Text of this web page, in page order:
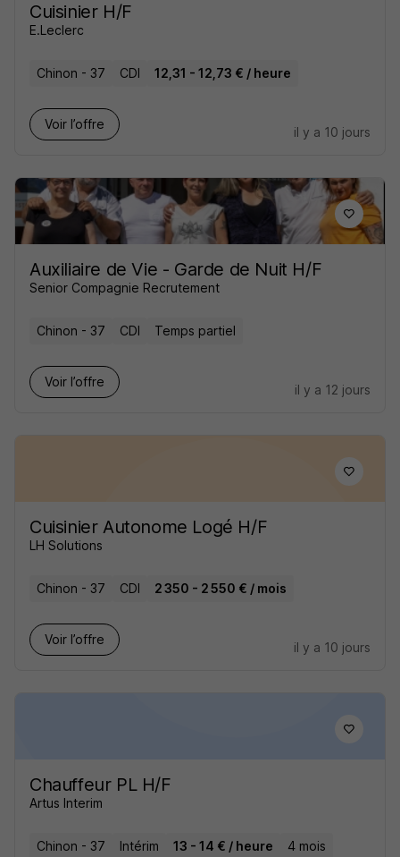
Cuisinier H/F
E.Leclerc
Chinon - 37 CDI 12,31 - 12,73 € / heure
Voir l’offre
il y a 10 jours
Auxiliaire de Vie - Garde de Nuit H/F
Senior Compagnie Recrutement
Chinon - 37 CDI Temps partiel
Voir l’offre
il y a 12 jours
Cuisinier Autonome Logé H/F
LH Solutions
Chinon - 37 CDI 2 350 - 2 550 € / mois
Voir l’offre
il y a 10 jours
Chauffeur PL H/F
Artus Interim
Chinon - 37 Intérim 13 - 14 € / heure 4 mois